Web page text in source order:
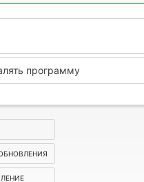
программу